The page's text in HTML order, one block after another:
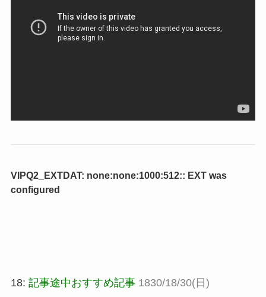
VIPQ2_EXTDAT: none:none:1000:512:: EXT was
configured
18: 記事途中おすすめ記事 1830/18/30(日)